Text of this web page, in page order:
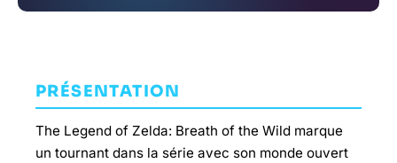
PRÉSENTATION
The Legend of Zelda: Breath of the Wild marque
un tournant dans la série avec son monde ouvert